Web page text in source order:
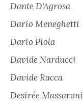
Dante D'Agrosa
Dario Meneghetti
Dario Piola
Davide Narducci
Davide Racca
Desirée Massaroni